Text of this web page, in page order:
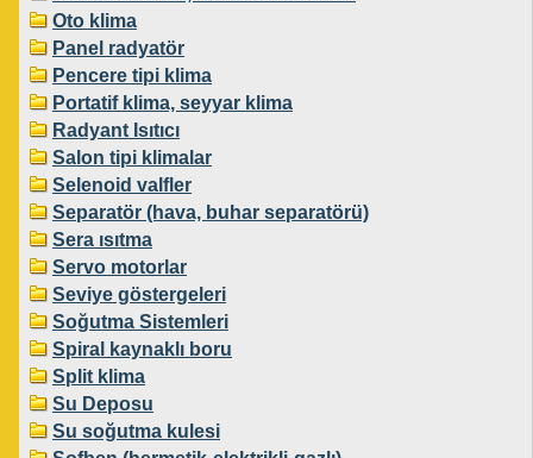
Oto klima
Panel radyatör
Pencere tipi klima
Portatif klima, seyyar klima
Radyant Isıtıcı
Salon tipi klimalar
Selenoid valfler
Separatör (hava, buhar separatörü)
Sera ısıtma
Servo motorlar
Seviye göstergeleri
Soğutma Sistemleri
Spiral kaynaklı boru
Split klima
Su Deposu
Su soğutma kulesi